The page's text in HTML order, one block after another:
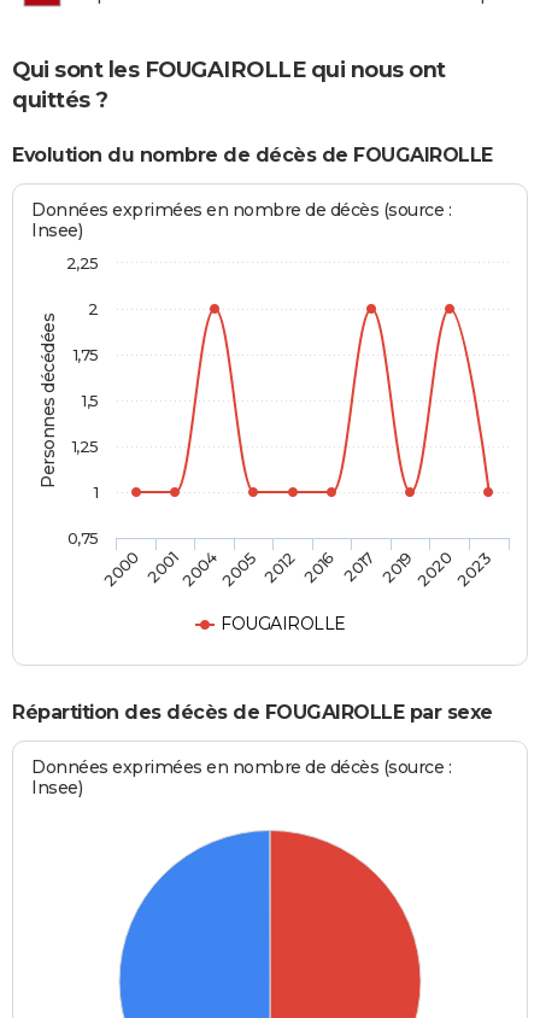
Qui sont les FOUGAIROLLE qui nous ont
quittés ?
Evolution du nombre de décès de FOUGAIROLLE
Personnes décédées
Données exprimées en nombre de décès (source :
Insee)
FOUGAIROLLE
2000 200120042005 2012 2016 2017 201920202023
0,75
1
1,25
1,5
1,75
2
2,25
Répartition des décès de FOUGAIROLLE par sexe
Données exprimées en nombre de décès (source :
Insee)